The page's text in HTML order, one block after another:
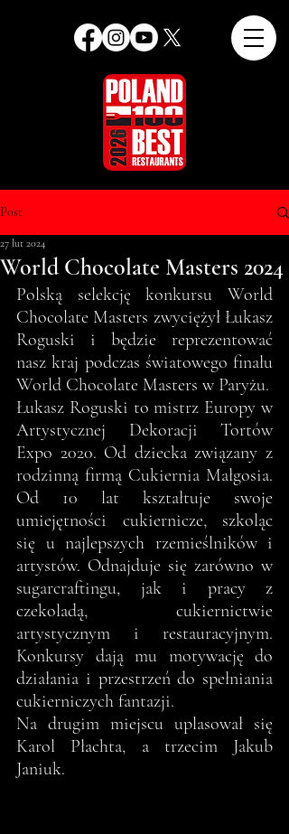
Post
World Chocolate Masters 2024
27 lut 2024
Polską selekcję konkursu World
Chocolate Masters zwyciężył Łukasz
Roguski i będzie reprezentować
nasz kraj podczas światowego finału
World Chocolate Masters w Paryżu.
Łukasz Roguski to mistrz Europy w
Artystycznej Dekoracji Tortów
Expo 2020. Od dziecka związany z
rodzinną firmą Cukiernia Małgosia.
Od 10 lat kształtuje swoje
umiejętności cukiernicze, szkoląc
się u najlepszych rzemieślników i
artystów. Odnajduje się zarówno w
sugarcraftingu, jak i pracy z
czekoladą, cukiernictwie
artystycznym i restauracyjnym.
Konkursy dają mu motywację do
działania i przestrzeń do spełniania
cukierniczych fantazji.
Na drugim miejscu uplasował się
Karol Płachta, a trzecim Jakub
Janiuk.